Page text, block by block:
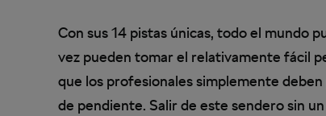
Con sus 14 pistas únicas, todo el mundo
vez pueden tomar el relativamente fácil
que los profesionales simplemente deben
de pendiente. Salir de este sendero sin